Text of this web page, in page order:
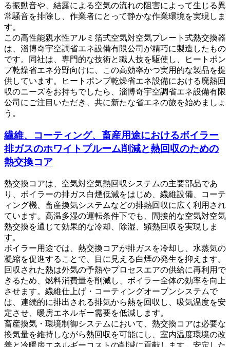
る振動音や、結露による空気の流れの阻害によって生じる異
常騒音を排除し、作業者にとって静かな作業環境を実現しま
す。
この高性能親水性アルミ箔式空気対空気プレート式熱交換器
は、淄博奇宇空調省エネ設備有限公司が精巧に製造したもの
です。同社は、専門的な技術と職人技を駆使し、ヒートポン
プ乾燥省エネ分野向けに、この高効率かつ実用的な製品を提
供しています。ヒートポンプ乾燥省エネ設備における廃熱回
収のニーズをお持ちでしたら、淄博奇宇空調省エネ設備有限
公司にご注目いただき、共に新たな省エネの旅を始めましょ
う。
繊維、コーティング、畜産用途におけるボイラー
排ガスのホワイトプルーム削減と熱回収のための
熱交換コア
熱交換コアは、空気対空気熱回収システムの主要部品であ
り、ボイラーの排ガス白煙低減をはじめ、繊維設備、コーテ
ィング機、畜産換気システムなどの排熱回収に広く利用され
ています。高温多湿の運転条件下でも、間接的な空気対空気
熱交換を通じて効果的な冷却、除湿、顕熱回収を実現しま
す。
ボイラー用途では、熱交換コアが排ガスを冷却し、水蒸気の
凝縮を促進することで、目に見える白煙の発生を抑えます。
回収された熱は外気の予熱やプロセスエアの供給に再利用で
きるため、燃料消費量を削減し、ボイラー全体の効率を向上
させます。繊維仕上げ・コーティングオーブンシステムで
は、連続的に排出される排気から熱を回収し、吸気温度を安
定させ、暖房エネルギー需要を低減します。
畜産換気・環境制御システムにおいて、熱交換コアは必要な
換気量を維持しながら熱回収を可能にし、室内温度環境の改
善と冷暖房エネルギーコストの削減に貢献します。安定した